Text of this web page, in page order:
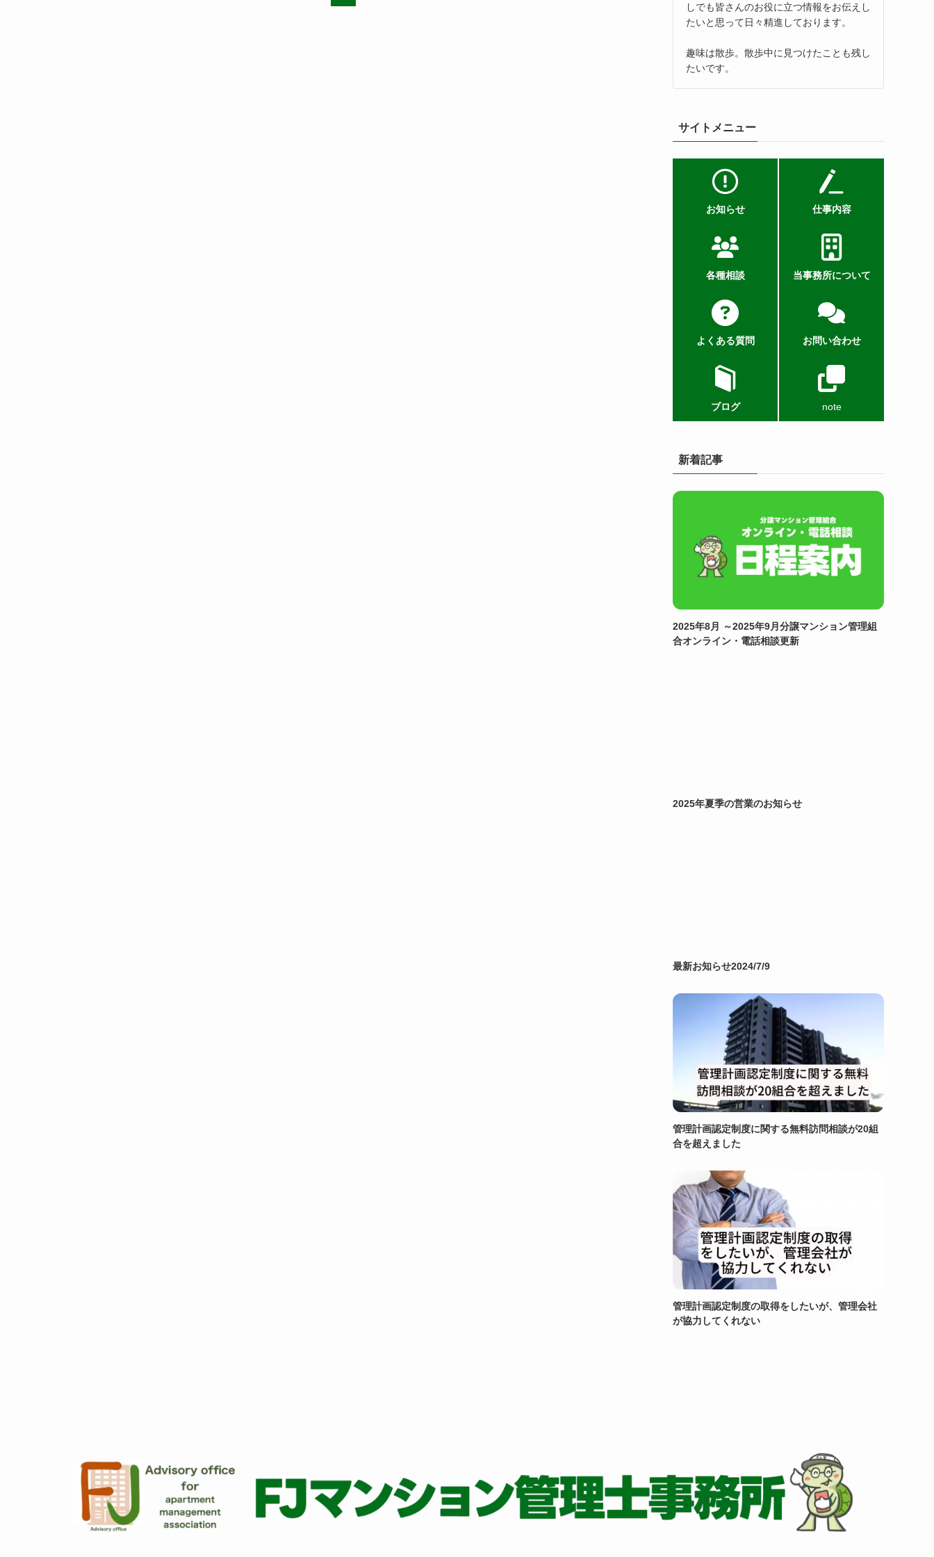
しでも皆さんのお役に立つ情報をお伝えし
たいと思って日々精進しております。
趣味は散歩。散歩中に見つけたことも残し
たいです。
サイトメニュー
お知らせ 仕事内容
各種相談 当事務所について
よくある質問 お問い合わせ
ブログ note
新着記事
2025年8月 ～2025年9月分譲マンション管理組
合オンライン・電話相談更新
2025年夏季の営業のお知らせ
最新お知らせ2024/7/9
管理計画認定制度に関する無料訪問相談が20組
合を超えました
管理計画認定制度の取得をしたいが、管理会社
が協力してくれない